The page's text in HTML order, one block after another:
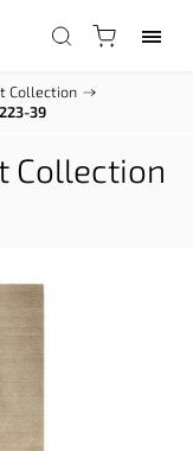
Collection /
39
Collection